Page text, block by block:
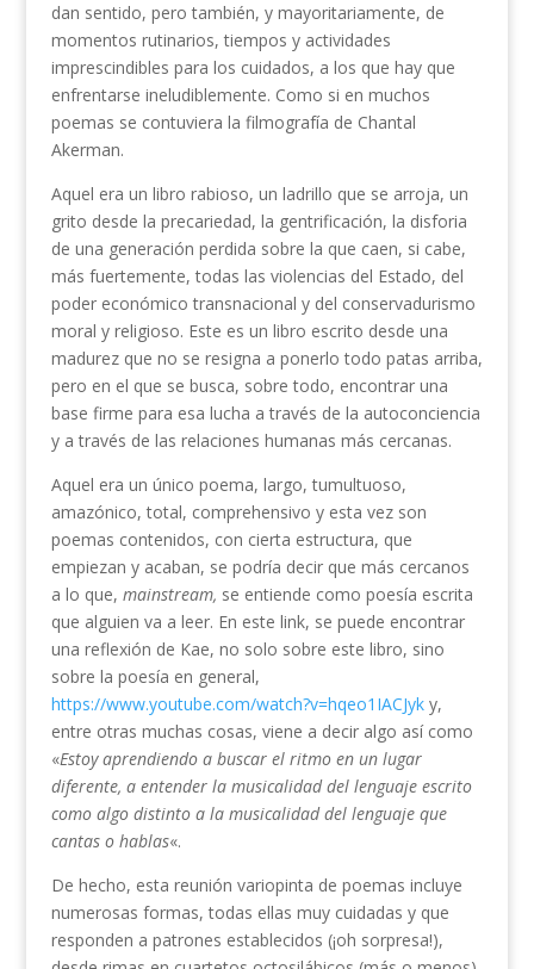
dan sentido, pero también, y mayoritariamente, de
momentos rutinarios, tiempos y actividades
imprescindibles para los cuidados, a los que hay que
enfrentarse ineludiblemente. Como si en muchos
poemas se contuviera la filmografía de Chantal
Akerman.
Aquel era un libro rabioso, un ladrillo que se arroja, un
grito desde la precariedad, la gentrificación, la disforia
de una generación perdida sobre la que caen, si cabe,
más fuertemente, todas las violencias del Estado, del
poder económico transnacional y del conservadurismo
moral y religioso. Este es un libro escrito desde una
madurez que no se resigna a ponerlo todo patas arriba,
pero en el que se busca, sobre todo, encontrar una
base firme para esa lucha a través de la autoconciencia
y a través de las relaciones humanas más cercanas.
Aquel era un único poema, largo, tumultuoso,
amazónico, total, comprehensivo y esta vez son
poemas contenidos, con cierta estructura, que
empiezan y acaban, se podría decir que más cercanos
a lo que, mainstream, se entiende como poesía escrita
que alguien va a leer. En este link, se puede encontrar
una reflexión de Kae, no solo sobre este libro, sino
sobre la poesía en general,
https://www.youtube.com/watch?v=hqeo1IACJyky,
entre otras muchas cosas, viene a decir algo así como
«Estoy aprendiendo a buscar el ritmo en un lugar
diferente, a entender la musicalidad del lenguaje escrito
como algo distinto a la musicalidad del lenguaje que
cantas o hablas«.
De hecho, esta reunión variopinta de poemas incluye
numerosas formas, todas ellas muy cuidadas y que
responden a patrones establecidos (¡oh sorpresa!),